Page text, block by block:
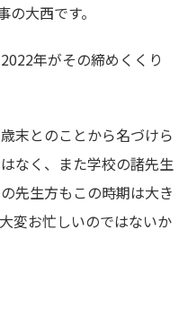
大西です。
年がその締めくくり
末とのことから名づけら
なく、また学校の諸先生
先生方もこの時期は大き
変お忙しいのではないか